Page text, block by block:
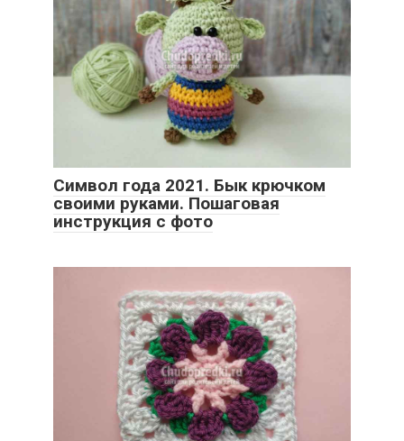
Символ года 2021. Бык крючком
своими руками. Пошаговая
инструкция с фото